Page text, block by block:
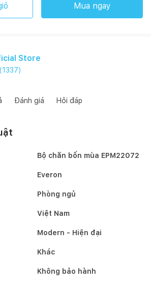
Mua ngay
Store
(1337)
Đánh giá Hỏi đáp
Bộ chăn bốn mùa EPM22072
Everon
Phòng ngủ
Việt Nam
Modern - Hiện đại
Khác
Không bảo hành